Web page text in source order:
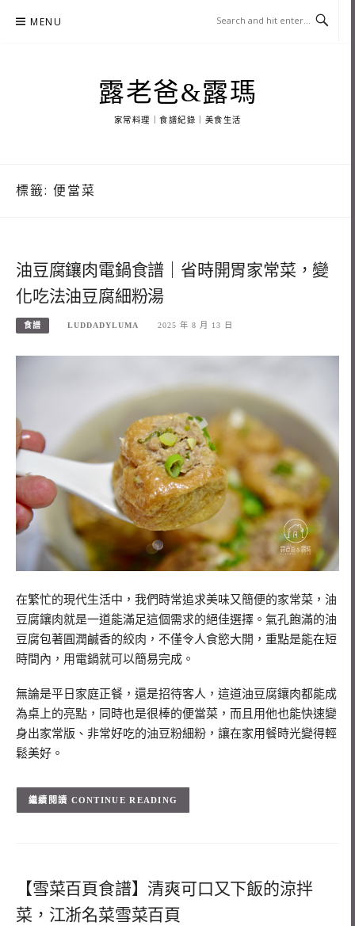
MENU
露老爸&露瑪
家常料理｜食譜紀錄｜美食生活
標籤: 便當菜
油豆腐鑲肉電鍋食譜｜省時開胃家常菜，變
化吃法油豆腐細粉湯
食譜 LUDDADYLUMA 2025 年 8 月 13 日
在繁忙的現代生活中，我們時常追求美味又簡便的家常菜，油
豆腐鑲肉就是一道能滿足這個需求的絕佳選擇。氣孔飽滿的油
豆腐包著圓潤鹹香的絞肉，不僅令人食慾大開，重點是能在短
時間內，用電鍋就可以簡易完成。
無論是平日家庭正餐，還是招待客人，這道油豆腐鑲肉都能成
為桌上的亮點，同時也是很棒的便當菜，而且用他也能快速變
身出家常版、非常好吃的油豆粉細粉，讓在家用餐時光變得輕
鬆美好。
CONTINUE READING
【雪菜百頁食譜】清爽可口又下飯的涼拌
菜，江浙名菜雪菜百頁